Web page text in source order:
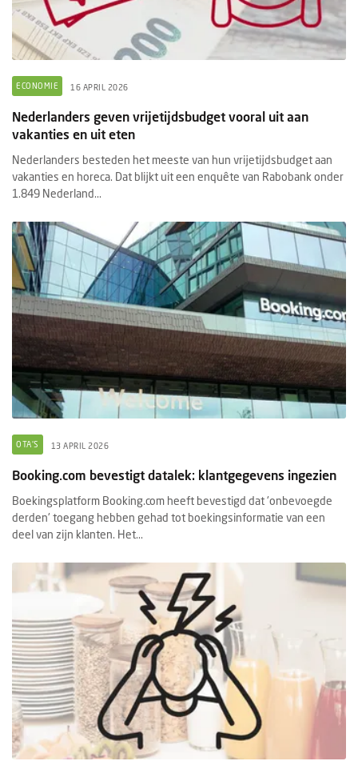
ECONOMIE 16 APRIL 2026
Nederlanders geven vrijetijdsbudget vooral uit aan
vakanties en uit eten
Nederlanders besteden het meeste van hun vrijetijdsbudget aan
vakanties en horeca. Dat blijkt uit een enquête van Rabobank onder
1.849 Nederland...
OTA'S 13 APRIL 2026
Booking.com bevestigt datalek: klantgegevens ingezien
Boekingsplatform Booking.com heeft bevestigd dat 'onbevoegde
derden' toegang hebben gehad tot boekingsinformatie van een
deel van zijn klanten. Het...